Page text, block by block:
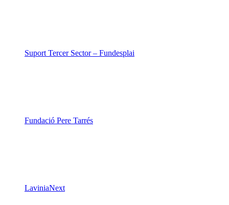
Suport Tercer Sector – Fundesplai
Fundació Pere Tarrés
LaviniaNext